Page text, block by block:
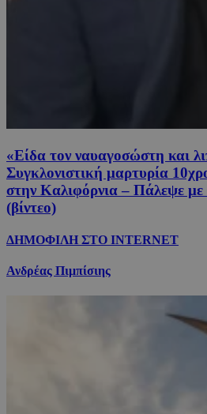
«Είδα τον ναυαγοσώστη και
Συγκλονιστική μαρτυρία
στην Καλιφόρνια – Πάλεψε
(βίντεο)
ΔΗΜΟΦΙΛΗ ΣΤΟ INTERNET
Ανδρέας Πιμπίσιης